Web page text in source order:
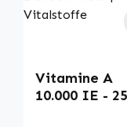
Vitamine A
10.000 IE -